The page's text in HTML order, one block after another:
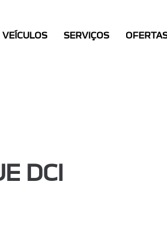
VEÍCULOS SERVIÇOS
DCI